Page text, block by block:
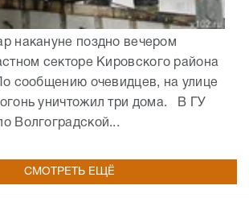
накануне поздно вечером
секторе Кировского района
сообщению очевидцев, на улице
уничтожил три дома. В ГУ
Волгоградской...
СМОТРЕТЬ ЕЩЁ